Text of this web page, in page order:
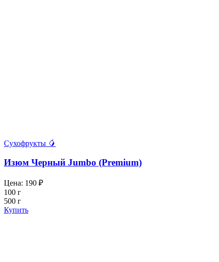
Сухофрукты 🥭
Изюм Черный Jumbo (Premium)
Цена: 190 ₽
100 г
500 г
Купить